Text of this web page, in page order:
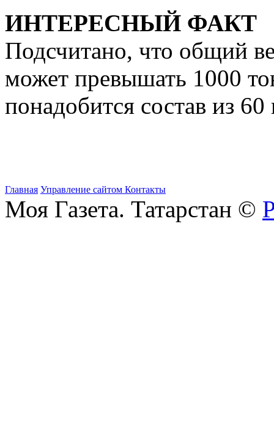
ИНТЕРЕСНЫЙ ФАКТ
Подсчитано, что общий
может превышать 1000
понадобится состав из 60
Главная Управление сайтом Контакты
Моя Газета. Татарстан ©